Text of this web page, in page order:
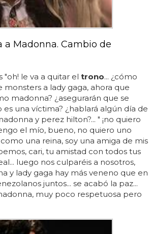
a Madonna. Cambio de
"oh! le va a quitar el trono... ¿cómo
a lady gaga, ahora que
madonna? ¿asegurarán que se
una víctima? ¿hablará algún día de
y perez hilton?... " ¡no quiero
el mío, bueno, no quiero uno
una reina, soy una amiga de mis
cari, tu amistad con todos tus
luego nos culparéis a nosotros,
y lady gaga hay más veneno que en
juntos... se acabó la paz...
muy poco respetuosa pero